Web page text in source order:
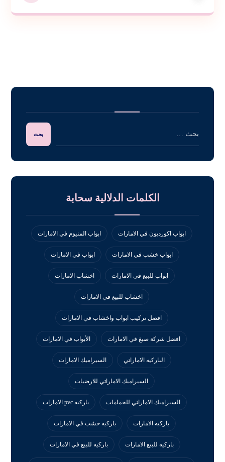
الكلمات الدلالية سحابة
ابواب اكورديون في الامارات ابواب المنيوم في الامارات
ابواب خشب في الامارات ابواب في الامارات
ابواب للبيع في الامارات اخشاب الامارات
اخشاب للبيع في الامارات
افضل تركيب ابواب واخشاب في الامارات
افضل شركة صبغ في الامارات الأبواب في الامارات
الباركيه الاماراتي السيراميك الامارات
السيراميك الاماراتي للارضيات
السيراميك الاماراتي للحمامات باركيه pvc الامارات
باركيه الامارات باركيه خشب في الامارات
باركيه للبيع الامارات باركيه للبيع في الامارات